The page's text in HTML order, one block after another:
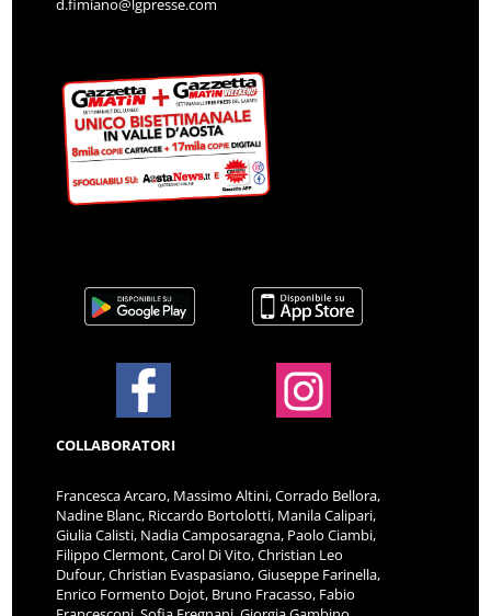
d.fimiano@lgpresse.com
COLLABORATORI
Francesca Arcaro, Massimo Altini, Corrado Bellora,
Nadine Blanc, Riccardo Bortolotti, Manila Calipari,
Giulia Calisti, Nadia Camposaragna, Paolo Ciambi,
Filippo Clermont, Carol Di Vito, Christian Leo
Dufour, Christian Evaspasiano, Giuseppe Farinella,
Enrico Formento Dojot, Bruno Fracasso, Fabio